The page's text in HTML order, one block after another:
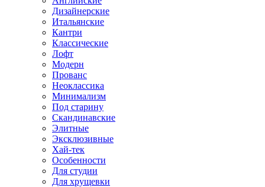
Дизайнерские
Итальянские
Кантри
Классические
Лофт
Модерн
Прованс
Неоклассика
Минимализм
Под старину
Скандинавские
Элитные
Эксклюзивные
Хай-тек
Особенности
Для студии
Для хрущевки